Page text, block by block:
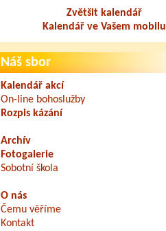
Zvětšit kalendář
Kalendář ve Vašem mobilu
Náš sbor
Kalendář akcí
On-line bohoslužby
Rozpis kázání
Archív
Fotogalerie
Sobotní škola
O nás
Čemu věříme
Kontakt